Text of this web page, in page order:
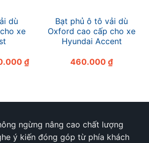
dù
xe
₫Khoảng
giá:
460.000 ₫
Bạt phủ ô tô vải dù
Oxford cao cấp cho xe
Hyundai Accent
460.000 ₫
ngừng nâng cao chất lượng
ý kiến đóng góp từ phía khách